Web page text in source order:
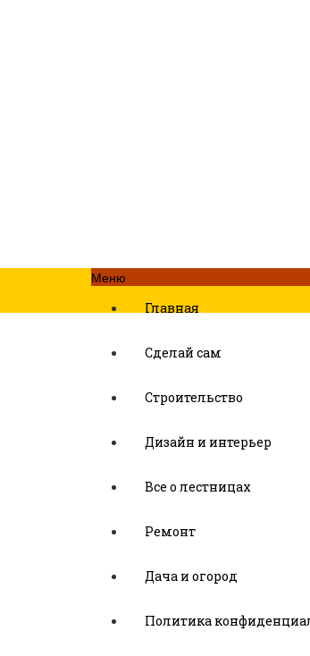
Меню
Главная
Сделай сам
Строительство
Дизайн и интерьер
Все о лестницах
Ремонт
Дача и огород
Политика